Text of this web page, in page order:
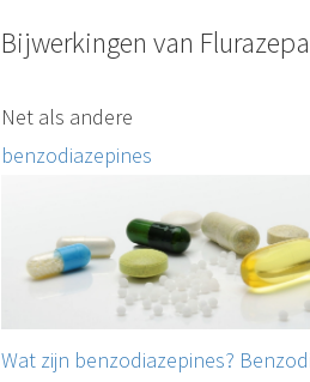
Bijwerkingen van
Net als andere
benzodiazepines
Wat zijn benzodiazepines?